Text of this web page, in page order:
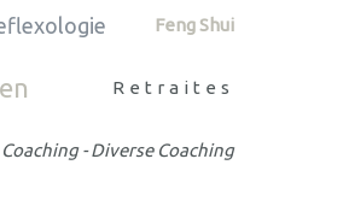
Feng Shui
Retraites
Coaching - Diverse Coaching